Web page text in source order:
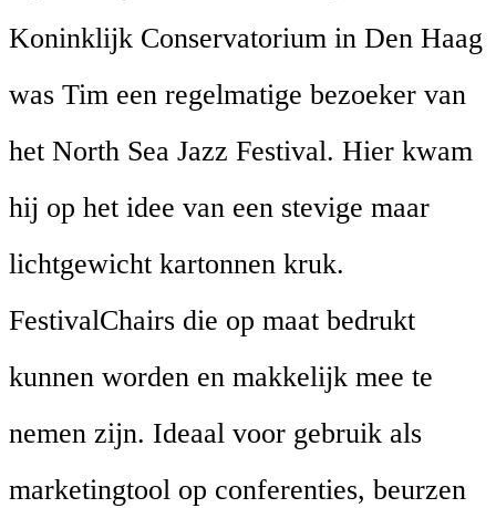
Koninklijk Conservatorium in Den Haag
was Tim een regelmatige bezoeker van
het North Sea Jazz Festival. Hier kwam
hij op het idee van een stevige maar
lichtgewicht kartonnen kruk.
FestivalChairs die op maat bedrukt
kunnen worden en makkelijk mee te
nemen zijn. Ideaal voor gebruik als
marketingtool op conferenties, beurzen